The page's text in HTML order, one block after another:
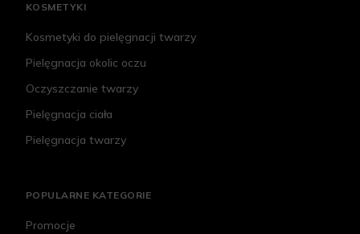
KOSMETYKI
Kosmetyki do pielęgnacji twarzy
Pielęgnacja okolic oczu
Oczyszczanie twarzy
Pielęgnacja ciała
Pielęgnacja twarzy
POPULARNE KATEGORIE
Promocje